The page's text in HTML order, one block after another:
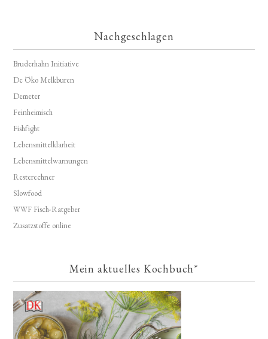
Nachgeschlagen
Bruderhahn Initiative
De Öko Melkburen
Demeter
Feinheimisch
Fishfight
Lebensmittelklarheit
Lebensmittelwarnungen
Resterechner
Slowfood
WWF Fisch-Ratgeber
Zusatzstoffe online
Mein aktuelles Kochbuch*